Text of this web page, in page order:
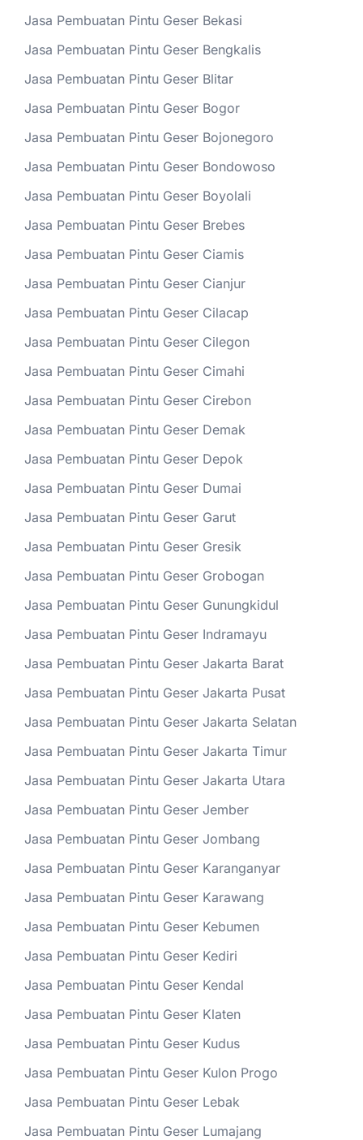
Jasa Pembuatan Pintu Geser Bekasi
Jasa Pembuatan Pintu Geser Bengkalis
Jasa Pembuatan Pintu Geser Blitar
Jasa Pembuatan Pintu Geser Bogor
Jasa Pembuatan Pintu Geser Bojonegoro
Jasa Pembuatan Pintu Geser Bondowoso
Jasa Pembuatan Pintu Geser Boyolali
Jasa Pembuatan Pintu Geser Brebes
Jasa Pembuatan Pintu Geser Ciamis
Jasa Pembuatan Pintu Geser Cianjur
Jasa Pembuatan Pintu Geser Cilacap
Jasa Pembuatan Pintu Geser Cilegon
Jasa Pembuatan Pintu Geser Cimahi
Jasa Pembuatan Pintu Geser Cirebon
Jasa Pembuatan Pintu Geser Demak
Jasa Pembuatan Pintu Geser Depok
Jasa Pembuatan Pintu Geser Dumai
Jasa Pembuatan Pintu Geser Garut
Jasa Pembuatan Pintu Geser Gresik
Jasa Pembuatan Pintu Geser Grobogan
Jasa Pembuatan Pintu Geser Gunungkidul
Jasa Pembuatan Pintu Geser Indramayu
Jasa Pembuatan Pintu Geser Jakarta Barat
Jasa Pembuatan Pintu Geser Jakarta Pusat
Jasa Pembuatan Pintu Geser Jakarta Selatan
Jasa Pembuatan Pintu Geser Jakarta Timur
Jasa Pembuatan Pintu Geser Jakarta Utara
Jasa Pembuatan Pintu Geser Jember
Jasa Pembuatan Pintu Geser Jombang
Jasa Pembuatan Pintu Geser Karanganyar
Jasa Pembuatan Pintu Geser Karawang
Jasa Pembuatan Pintu Geser Kebumen
Jasa Pembuatan Pintu Geser Kediri
Jasa Pembuatan Pintu Geser Kendal
Jasa Pembuatan Pintu Geser Klaten
Jasa Pembuatan Pintu Geser Kudus
Jasa Pembuatan Pintu Geser Kulon Progo
Jasa Pembuatan Pintu Geser Lebak
Jasa Pembuatan Pintu Geser Lumajang